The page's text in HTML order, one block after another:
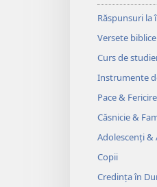
Răspunsuri la
Versete
Curs de
Instrumente
Pace & Fericire
Căsnicie &
Adolescenți
Copii
Credința în